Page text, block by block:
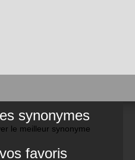
synonymes
le meilleur synonyme
favoris